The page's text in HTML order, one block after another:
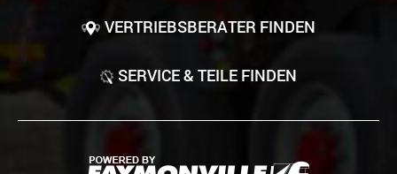
VERTRIEBSBERATER FINDEN
SERVICE & TEILE FINDEN